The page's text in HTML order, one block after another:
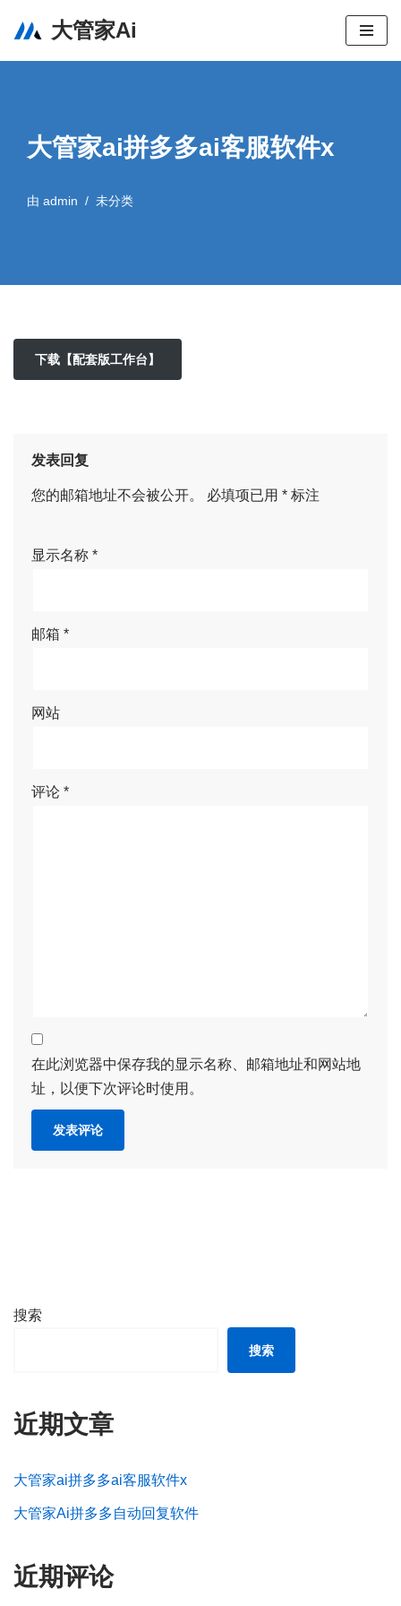
大管家Ai
大管家ai拼多多ai客服软件x
由 admin 未分类
下载【配套版工作台】
发表回复
您的邮箱地址不会被公开。 必填项已用 * 标注
显示名称 *
邮箱 *
网站
评论 *
在此浏览器中保存我的显示名称、邮箱地址和网站地
址，以便下次评论时使用。
搜索
搜索
近期文章
大管家ai拼多多ai客服软件x
大管家Ai拼多多自动回复软件
近期评论